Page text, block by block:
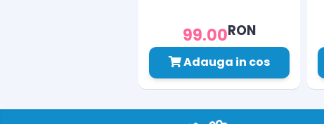
99.00RON
Adauga in cos